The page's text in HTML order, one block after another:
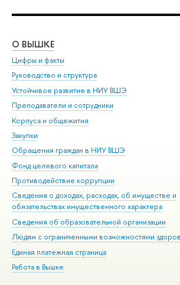
О ВЫШКЕ
Цифры и факты
Руководство и структура
Устойчивое развитие в НИУ ВШЭ
Преподаватели и сотрудники
Корпуса и общежития
Закупки
Обращения граждан в НИУ ВШЭ
Фонд целевого капитала
Противодействие коррупции
Сведения о доходах, расходах, об имуществе и
обязательствах имущественного характера
Сведения об образовательной организации
Людям с ограниченными возможностями
Единая платежная страница
Работа в Вышке